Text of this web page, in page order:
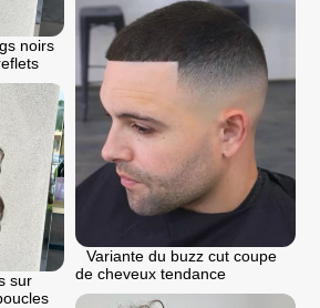
noirs
Variante du buzz cut coupe
de cheveux tendance
sur